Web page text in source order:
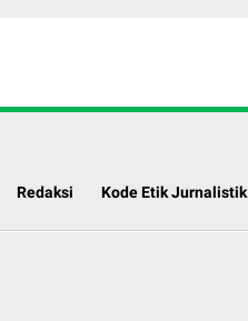
Redaksi Kode Etik Jurnalistik